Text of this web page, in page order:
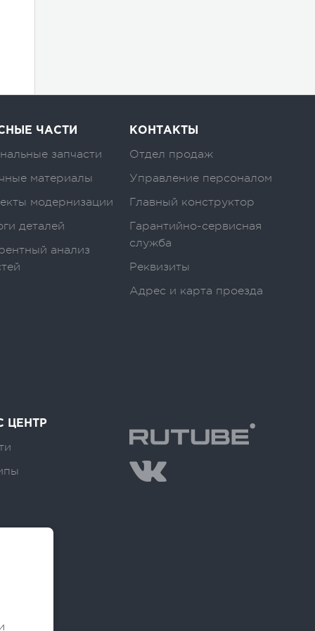
ЧАСТИ
запчасти
материалы
модернизации
деталей
анализ
КОНТАКТЫ
Отдел продаж
Управление персоналом
Главный конструктор
Гарантийно-сервисная
служба
Реквизиты
Адрес и карта проезда
ЦЕНТР